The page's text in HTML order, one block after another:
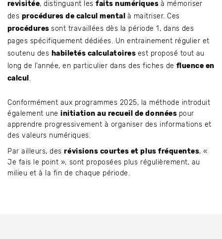
revisitée, distinguant lesfaits numériques à mémoriser
des procédures de calcul mental à maitriser. Ces
procéduressont travaillées dès la période 1, dans des
pages spécifiquement dédiées. Un entrainement régulier et
soutenu des habiletés calculatoires est proposé tout au
long de l’année, en particulier dans des fiches de fluence en
calcul .
Conformément aux programmes 2025, la méthode introduit
également uneinitiation au recueil de données pour
apprendre progressivement à organiser des informations et
des valeurs numériques.
Par ailleurs, desrévisions courtes et plus fréquentes, «
Je fais le point », sont proposées plus régulièrement, au
milieu et à la fin de chaque période.